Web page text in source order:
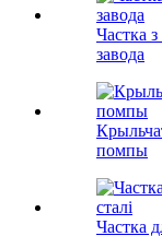
Частка з
завода
помпы
Частка